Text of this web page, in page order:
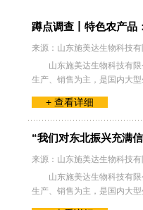
蹲点调查丨特色农产品
来源：山东施美达生物科技
山东施美达生物科技有
生产、销售为主，是国内大
+ 查看详细
“我们对东北振兴充满
来源：山东施美达生物科技
山东施美达生物科技有
生产、销售为主，是国内大